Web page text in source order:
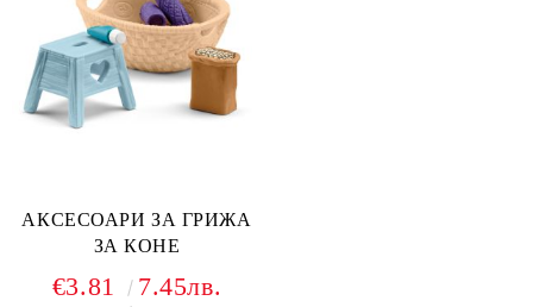
АКСЕСОАРИ ЗА ГРИЖА
ЗА КОНЕ
€3.81 7.45лв.